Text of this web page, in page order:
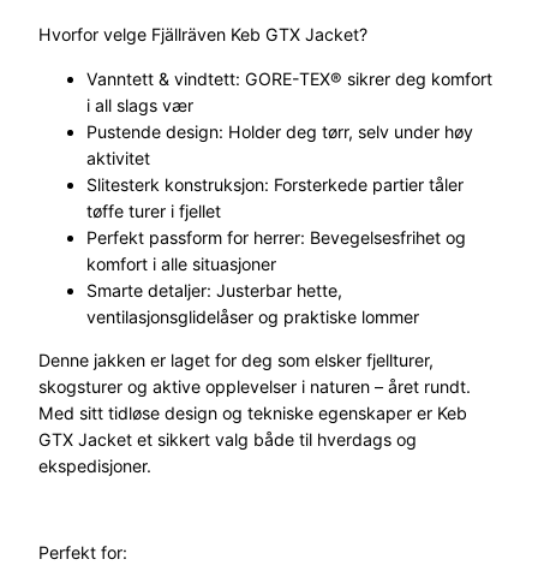
x
l
å
a
n
t
Hvorfor velge Fjällräven Keb GTX Jacket?
Vanntett & vindtett: GORE-TEX® sikrer deg komfort
i all slags vær
Pustende design: Holder deg tørr, selv under høy
aktivitet
Slitesterk konstruksjon: Forsterkede partier tåler
tøffe turer i fjellet
Perfekt passform for herrer: Bevegelsesfrihet og
komfort i alle situasjoner
Smarte detaljer: Justerbar hette,
ventilasjonsglidelåser og praktiske lommer
Denne jakken er laget for deg som elsker fjellturer,
skogsturer og aktive opplevelser i naturen – året rundt.
Med sitt tidløse design og tekniske egenskaper er Keb
GTX Jacket et sikkert valg både til hverdags og
ekspedisjoner.
Perfekt for: